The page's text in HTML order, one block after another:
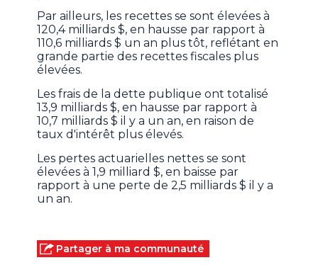
Par ailleurs, les recettes se sont élevées à
120,4 milliards $, en hausse par rapport à
110,6 milliards $ un an plus tôt, reflétant en
grande partie des recettes fiscales plus
élevées.
Les frais de la dette publique ont totalisé
13,9 milliards $, en hausse par rapport à
10,7 milliards $ il y a un an, en raison de
taux d'intérêt plus élevés.
Les pertes actuarielles nettes se sont
élevées à 1,9 milliard $, en baisse par
rapport à une perte de 2,5 milliards $ il y a
un an.
Partager à ma communauté